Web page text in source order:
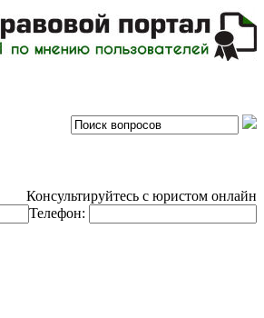
Консультируйтесь с юристом онлайн
Телефон: